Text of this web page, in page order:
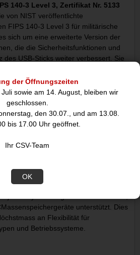
der Öffnungszeiten
sowie am 14. August, bleiben wir
geschlossen.
den 30.07., und am 13.08.
bis 17.00 Uhr geöffnet.
Ihr CSV-Team
OK
140-3 Level 3, Zertifikat Nr. 5133
von NIST veröffentlichte
FIPS 140-3 Level 3 für militärische
sich um eine erweiterte Version der
die die Sicherheitsfunktionen und
des USB-Sticks weiter verbessert. Sie
Angriffen mit digital signierter
sind mit einer speziellen
die es praktisch unmöglich macht, die
ohne sie zu beschädigen. So
Epoxid Angriffe auf die
Entsperren des USB-Sticks
dass eine Software erforderlich ist.
unterstützt. Dies
an Flexibilität für
und Betriebssysteme.